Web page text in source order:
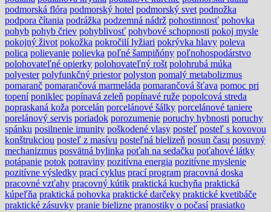
podmorská flóra podmorský hotel podmorský svet podnožka
podpora čítania podrážka podzemná nádrž pohostinnosť pohovka
pohyb pohyb čriev pohyblivosť pohybové schopnosti pokoj mysle
pokojný život pokožka pokročilí lyžiari pokrývka hlavy poleva
polica polievanie polievka poľné šampiňóny poľnohospodárstvo
polohovateľné opierky polohovateľný rošt polohrubá múka
polyester polyfunkčný priestor polyston pomalý metabolizmus
pomaranč pomarančová marmeláda pomarančová šťava pomoc pri
topení poniklec popínavá zeleň popínavé ruže popolcová streda
popraskaná koža porcelán porcelánové šálky porcelánové taniere
porelánový servis poriadok porozumenie poruchy hybnosti poruchy
spánku posilnenie imunity poškodené vlasy posteľ posteľ s kovovou
konštrukciou posteľ z masívu posteľná bielizeň posun času posuvný
mechanizmus posvätná bylinka poťah na sedačku poťahové látky
potápanie potok potraviny pozitívna energia pozitívne myslenie
pozitívne výsledky prací cyklus prací program pracovná doska
pracovné vzťahy pracovný kútik praktická kuchyňa praktická
kúpeľňa praktická pohovka praktické darčeky praktické kvetibáče
praktické zásuvky pranie bielizne pranostiky o počasí prasiatko